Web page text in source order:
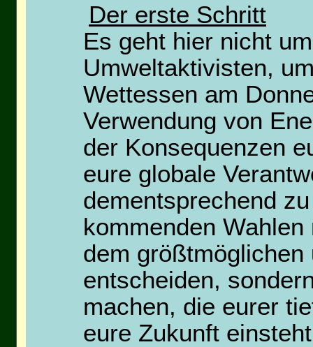
Der erste Schritt
Es geht hier nicht
Umweltaktivisten,
Wettessen am
Verwendung von
der Konsequenzen
eure globale
dementsprechend
kommenden
dem
entscheiden,
machen, die eurer
eure Zukunft